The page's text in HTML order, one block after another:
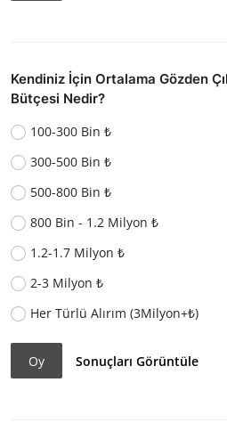
Kendiniz İçin Ortalama Gözden
Bütçesi Nedir?
100-300 Bin ₺
300-500 Bin ₺
500-800 Bin ₺
800 Bin - 1.2 Milyon ₺
1.2-1.7 Milyon ₺
2-3 Milyon ₺
Her Türlü Alırım (3Milyon+₺)
Oy Sonuçları Görüntüle